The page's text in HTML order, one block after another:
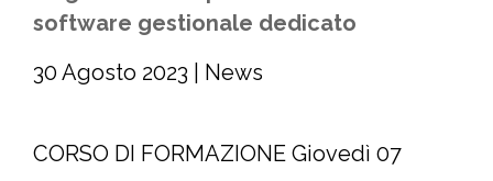
software gestionale dedicato
30 Agosto 2023
News
CORSO DI FORMAZIONE Giovedì 07